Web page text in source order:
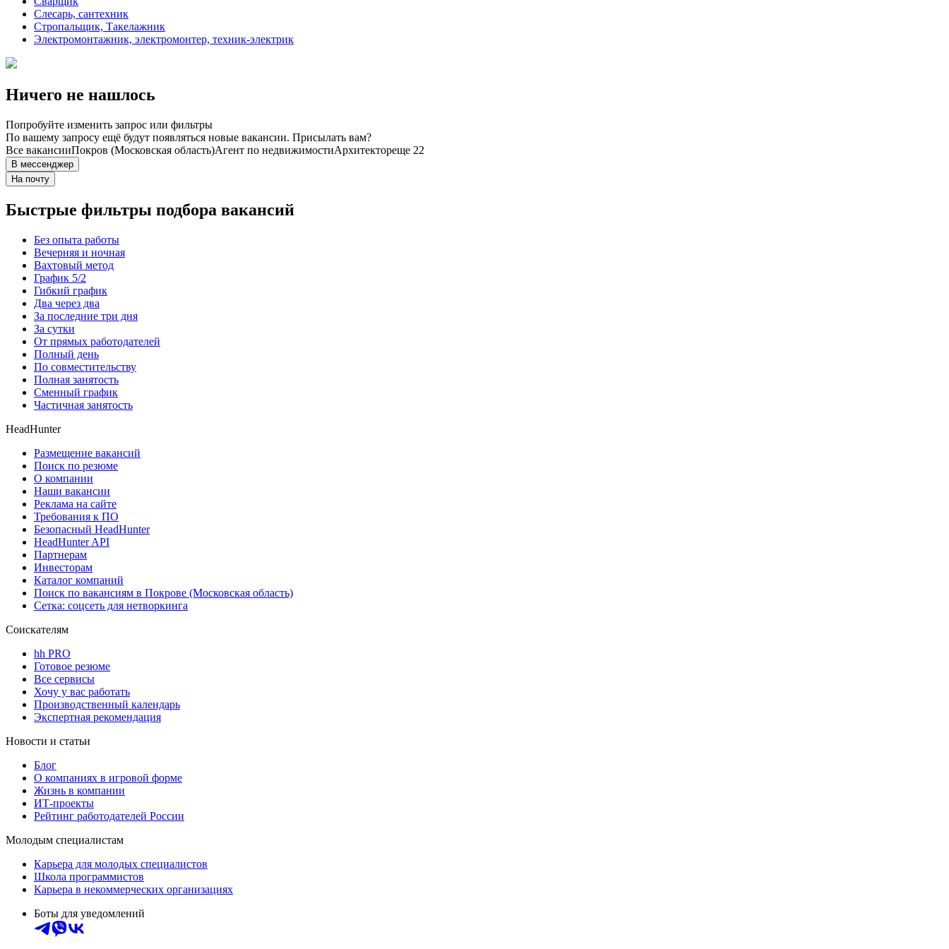
Слесарь, сантехник
Стропальщик, Такелажник
Электромонтажник, электромонтер, техник-электрик
Ничего не нашлось
Попробуйте изменить запрос или фильтры
По вашему запросу ещё будут появляться новые вакансии. Присылать вам?
Все вакансииПокров (Московская область)Агент по недвижимостиАрхитектореще 22
В мессенджер
На почту
Быстрые фильтры подбора вакансий
Без опыта работы
Вечерняя и ночная
Вахтовый метод
График 5/2
Гибкий график
Два через два
За последние три дня
За сутки
От прямых работодателей
Полный день
По совместительству
Полная занятость
Сменный график
Частичная занятость
HeadHunter
Размещение вакансий
Поиск по резюме
О компании
Наши вакансии
Реклама на сайте
Требования к ПО
Безопасный HeadHunter
HeadHunter API
Партнерам
Инвесторам
Каталог компаний
Поиск по вакансиям в Покрове (Московская область)
Сетка: соцсеть для нетворкинга
Соискателям
hh PRO
Готовое резюме
Все сервисы
Хочу у вас работать
Производственный календарь
Экспертная рекомендация
Новости и статьи
Блог
О компаниях в игровой форме
Жизнь в компании
ИТ-проекты
Рейтинг работодателей России
Молодым специалистам
Карьера для молодых специалистов
Школа программистов
Карьера в некоммерческих организациях
Боты для уведомлений